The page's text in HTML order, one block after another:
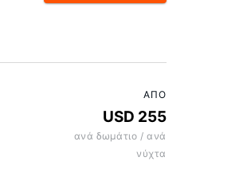
ΑΠΌ
USD 255
ανά δωμάτιο / ανά
νύχτα